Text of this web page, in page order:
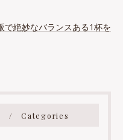
で絶妙なバランスある1杯を
Categories